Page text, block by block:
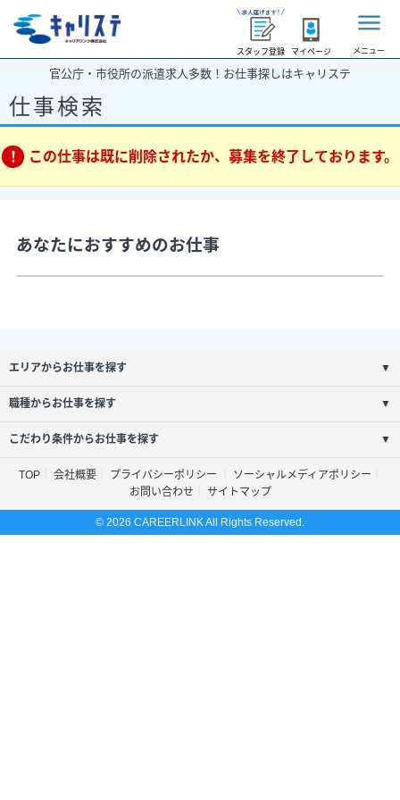
スタッフ登録 マイページ メニュー
官公庁・市役所の派遣求人多数！お仕事探しはキャリステ
仕事検索
この仕事は既に削除されたか、募集を終了しております。
あなたにおすすめのお仕事
エリアからお仕事を探す ▼
職種からお仕事を探す ▼
こだわり条件からお仕事を探す ▼
TOP 会社概要 プライバシーポリシー
ソーシャルメディアポリシー
お問い合わせ
サイトマップ
© 2026 CAREERLINK All Rights Reserved.